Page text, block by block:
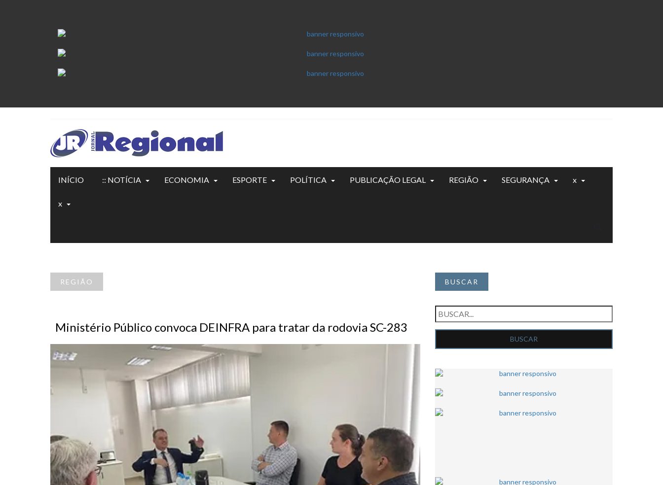
INÍCIO :: NOTÍCIA ECONOMIA ESPORTE POLÍTICA PUBLICAÇÃO LEGAL REGIÃO SEGURANÇA x
x
REGIÃO
Ministério Público convoca DEINFRA para tratar da rodovia SC-283
BUSCAR